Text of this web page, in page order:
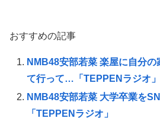
おすすめの記事
NMB48安部若菜 楽屋に自分
て行って…「TEPPENラジオ」
NMB48安部若菜 大学卒業を
「TEPPENラジオ」